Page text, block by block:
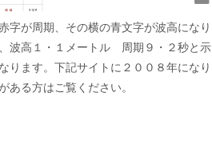
字が周期、その横の青文字が波高になり
波高１・１メートル 周期９・２秒と示
ります。下記サイトに２００８年になり
ある方はご覧ください。